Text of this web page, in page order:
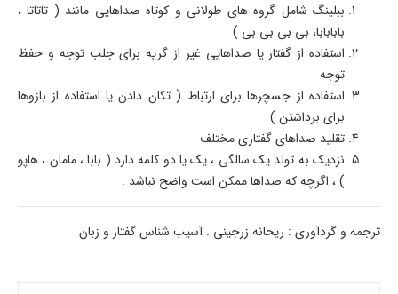
ببلینگ شامل گروه های طولانی و کوتاه صداهایی مانند ( تاتاتا ،
بابابابا، بی بی بی بی )
استفاده از گفتار یا صداهایی غیر از گریه برای جلب توجه و حفظ
توجه
استفاده از جسچرها برای ارتباط ( تکان دادن یا استفاده از بازوها
برای برداشتن )
تقلید صداهای گفتاری مختلف
نزدیک به تولد یک سالگی ، یک یا دو کلمه دارد ( بابا ، مامان ، هاپو
) ، اگرچه که صداها ممکن است واضح نباشد .
ترجمه و گردآوری : ریحانه زرجینی . آسیب شناس گفتار و زبان